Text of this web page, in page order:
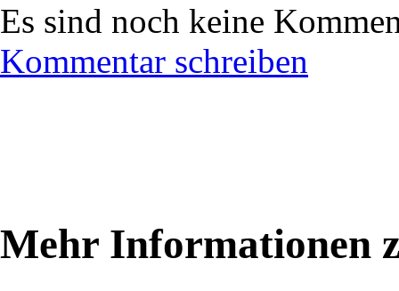
Es sind noch keine
Kommentar schreiben
Mehr Informationen